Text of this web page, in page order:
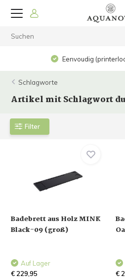
Eenvoudig
Schlagworte
Artikel mit Schlagwort
Filter
Badebrett aus Holz MINK
Black-09 (groß)
Auf Lager
€ 229,95
€